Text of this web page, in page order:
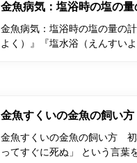
金魚病気：塩浴時の塩の量
金魚病気：塩浴時の塩の量の
よく）』『塩水浴（えんすい
金魚すくいの金魚の飼い
金魚すくいの金魚の飼い方
ってすぐに死ぬ」 という言